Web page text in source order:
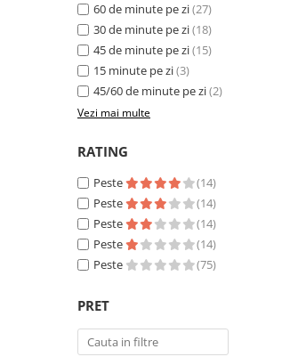
60 de minute pe zi(27)
30 de minute pe zi(18)
45 de minute pe zi(15)
15 minute pe zi(3)
45/60 de minute pe zi(2)
Vezi mai multe
RATING
Peste
(14)
Peste
(14)
Peste
(14)
Peste
(14)
Peste
(75)
PRET